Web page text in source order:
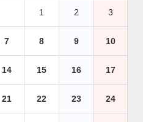
1 2 3
7 8 9 10
14 15 16 17
21 22 23 24